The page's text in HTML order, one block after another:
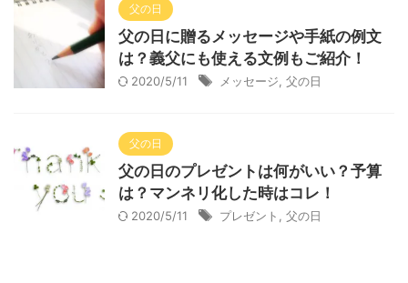
父の日
父の日に贈るメッセージや手紙の例文
は？義父にも使える文例もご紹介！
2020/5/11 メッセージ 父の日
父の日
父の日のプレゼントは何がいい？予算
は？マンネリ化した時はコレ！
2020/5/11 プレゼント 父の日